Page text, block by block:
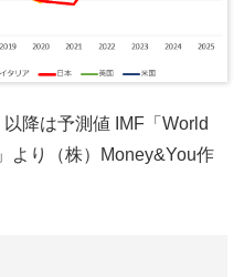
降は予測値 IMF「World
より（株）Money&You作